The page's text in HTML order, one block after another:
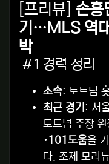
[프리뷰] 손흥
기…MLS 역
박
#1 경력 정리
소속: 토트넘
최근 경기 : 서
토트넘 주장
·101도움을
다. 조제 모리